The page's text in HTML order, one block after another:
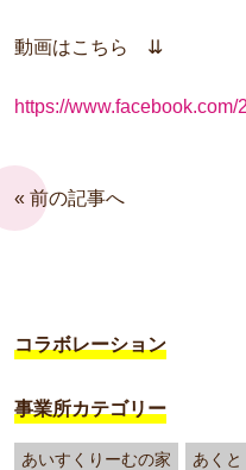
動画はこちら ⇊
https://
« 前の記事へ
コラボレーション
事業所カテゴリー
あいすくりーむの家 あくと